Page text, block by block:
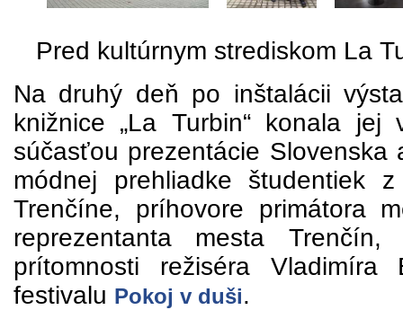
Pred kultúrnym strediskom La
Na druhý deň po inštalácii
knižnice „La Turbin“ konala jej
súčasťou prezentácie Slovenska
módnej prehliadke študentiek
Trenčíne, príhovore primátora
reprezentanta mesta
prítomnosti režiséra Vladimíra
festivalu Pokoj v duši.